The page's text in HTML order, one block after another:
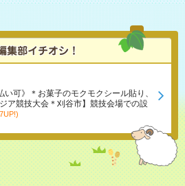
い可》＊お菓子のモクモクシール貼り、
ア競技大会＊刈谷市】競技会場での設